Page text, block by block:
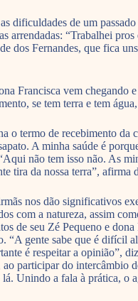
dificuldades de um
arrendadas: “Trabalhei
dos Fernandes, que fica
Francisca vem chegando
se tem terra e tem
o termo de recebimento da
A minha saúde é
não tem isso não. As
tira da nossa terra”, afirma
nos dão significativos
com a natureza, assim
de seu Zé Pequeno e
gente sabe que é difícil
é respeitar a opinião”,
ao participar do
Unindo a fala à prática,